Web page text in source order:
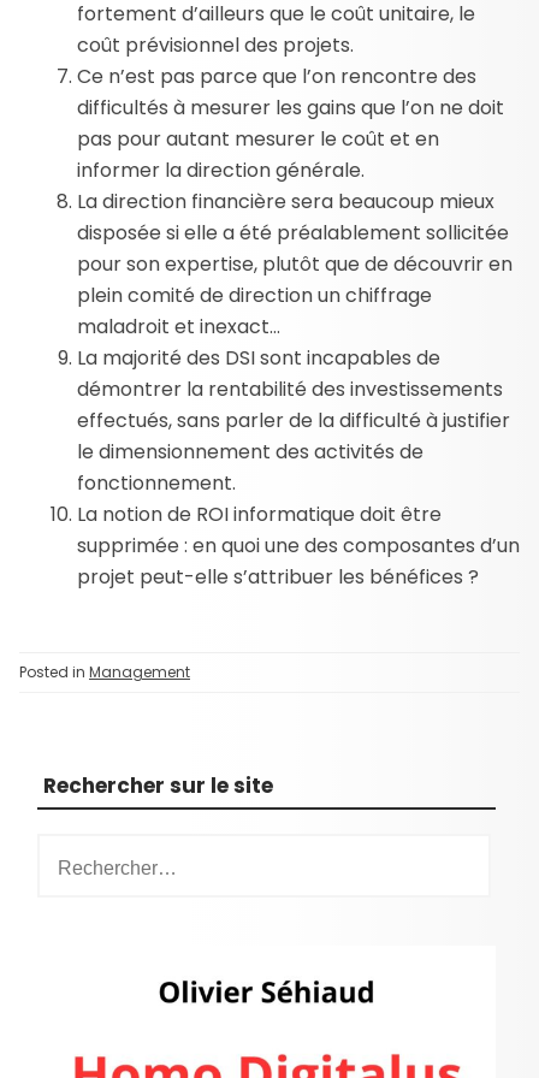
fortement d’ailleurs que le coût unitaire, le
coût prévisionnel des projets.
Ce n’est pas parce que l’on rencontre des
difficultés à mesurer les gains que l’on ne doit
pas pour autant mesurer le coût et en
informer la direction générale.
La direction financière sera beaucoup mieux
disposée si elle a été préalablement sollicitée
pour son expertise, plutôt que de découvrir en
plein comité de direction un chiffrage
maladroit et inexact…
La majorité des DSI sont incapables de
démontrer la rentabilité des investissements
effectués, sans parler de la difficulté à justifier
le dimensionnement des activités de
fonctionnement.
La notion de ROI informatique doit être
supprimée : en quoi une des composantes d’un
projet peut-elle s’attribuer les bénéfices ?
Posted in Management
Rechercher sur le site